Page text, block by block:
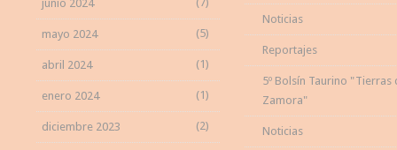
junio 2024
mayo 2024 (5)
abril 2024 (1)
enero 2024 (1)
diciembre 2023 (2)
Noticias
Reportajes
5º Bolsín Taurino "Tierras
Zamora"
Noticias